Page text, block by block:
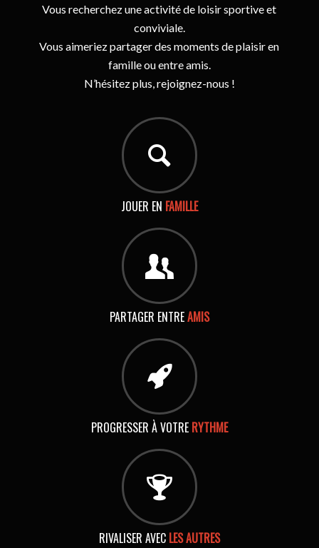
Vous recherchez une activité de loisir sportive et
conviviale.
Vous aimeriez partager des moments de plaisir en
famille ou entre amis.
N’hésitez plus, rejoignez-nous !
JOUER EN FAMILLE
PARTAGER ENTREAMIS
PROGRESSER À VOTRE RYTHME
RIVALISER AVEC LES AUTRES